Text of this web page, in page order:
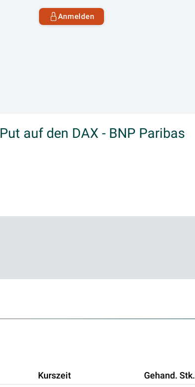
Anmelden
Put auf den DAX - BNP Paribas
Kurszeit Gehand. Stk.